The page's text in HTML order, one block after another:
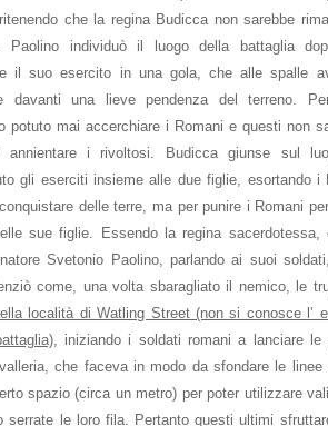
che la regina Budicca non sarebbe
Paolino individuò il luogo della battaglia
il suo esercito in una gola, che alle spalle
davanti una lieve pendenza del terreno.
potuto mai accerchiare i Romani e questi non
annientare i rivoltosi. Budicca giunse sul
gli eserciti insieme alle due figlie, esortando i
delle terre, ma per punire i Romani
sue figlie. Essendo la regina
Svetonio Paolino, parlando ai suoi
come, una volta sbaragliato il nemico, le
località di Watling Street (non si conosce l’
, iniziando i soldati romani a lanciare le
che faceva in modo da sfondare le linee
spazio (circa un metro) per poter utilizzare
le loro fila. Pertanto questi ultimi